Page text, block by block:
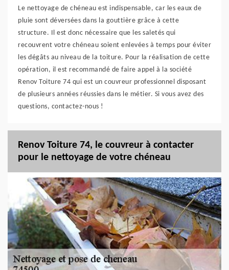
Le nettoyage de chéneau est indispensable, car les eaux de
pluie sont déversées dans la gouttière grâce à cette
structure. Il est donc nécessaire que les saletés qui
recouvrent votre chéneau soient enlevées à temps pour éviter
les dégâts au niveau de la toiture. Pour la réalisation de cette
opération, il est recommandé de faire appel à la société
Renov Toiture 74 qui est un couvreur professionnel disposant
de plusieurs années réussies dans le métier. Si vous avez des
questions, contactez-nous !
Renov Toiture 74, le couvreur à contacter
pour le nettoyage de votre chéneau